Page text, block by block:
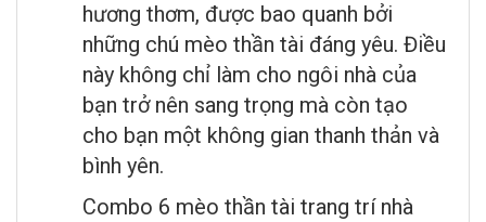
hương thơm, được bao quanh bởi
những chú mèo thần tài đáng yêu. Điều
này không chỉ làm cho ngôi nhà của
bạn trở nên sang trọng mà còn tạo
cho bạn một không gian thanh thản và
bình yên.
Combo 6 mèo thần tài trang trí nhà